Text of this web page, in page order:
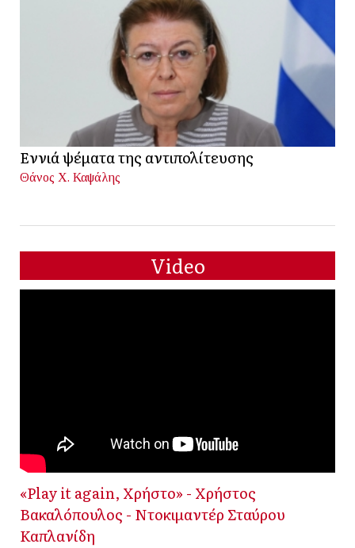
Εννιά ψέματα της αντιπολίτευσης
Θάνος Χ. Καψάλης
Video
«Play it again, Χρήστο» - Χρήστος
Βακαλόπουλος - Ντοκιμαντέρ Σταύρου
Καπλανίδη